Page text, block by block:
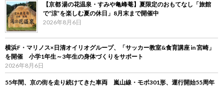
【京都 湯の花温泉・すみや亀峰菴】夏限定のおもてなし「旅館
で“涼”を楽しむ夏の休日」8月末まで開催中
2026年8月6日
横浜F・マリノス×日清オイリオグループ、「サッカー教室&食育講座 in 宮崎」
を開催 小学1年生～3年生の身体づくりをサポート
2026年8月6日
55年間、京の街を走り続けてきた車両 嵐山線・モボ301形、運行開始55周年